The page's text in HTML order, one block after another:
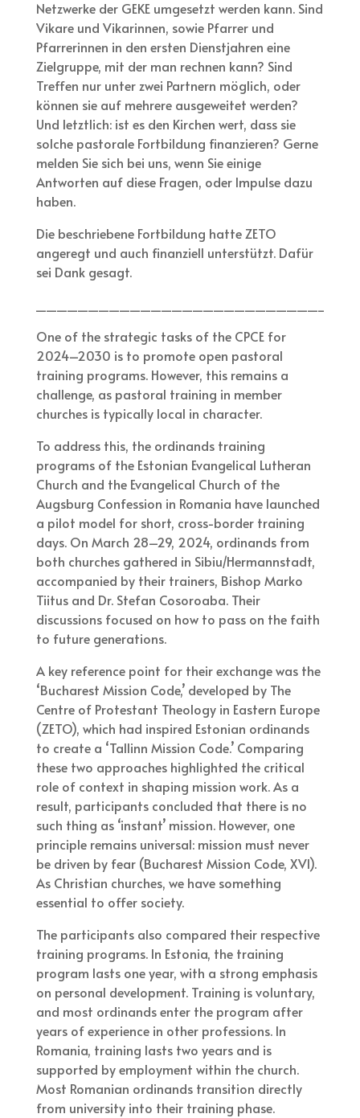
Netzwerke der GEKE umgesetzt werden kann. Sind
Vikare und Vikarinnen, sowie Pfarrer und
Pfarrerinnen in den ersten Dienstjahren eine
Zielgruppe, mit der man rechnen kann? Sind
Treffen nur unter zwei Partnern möglich, oder
können sie auf mehrere ausgeweitet werden?
Und letztlich: ist es den Kirchen wert, dass sie
solche pastorale Fortbildung finanzieren? Gerne
melden Sie sich bei uns, wenn Sie einige
Antworten auf diese Fragen, oder Impulse dazu
haben.
Die beschriebene Fortbildung hatte ZETO
angeregt und auch finanziell unterstützt. Dafür
sei Dank gesagt.
One of the strategic tasks of the CPCE for
2024–2030 is to promote open pastoral
training programs. However, this remains a
challenge, as pastoral training in member
churches is typically local in character.
To address this, the ordinands training
programs of the Estonian Evangelical Lutheran
Church and the Evangelical Church of the
Augsburg Confession in Romania have launched
a pilot model for short, cross-border training
days. On March 28–29, 2024, ordinands from
both churches gathered in Sibiu/Hermannstadt,
accompanied by their trainers, Bishop Marko
Tiitus and Dr. Stefan Cosoroaba. Their
discussions focused on how to pass on the faith
to future generations.
A key reference point for their exchange was the
‘Bucharest Mission Code,’ developed by The
Centre of Protestant Theology in Eastern Europe
(ZETO), which had inspired Estonian ordinands
to create a ‘Tallinn Mission Code.’ Comparing
these two approaches highlighted the critical
role of context in shaping mission work. As a
result, participants concluded that there is no
such thing as ‘instant’ mission. However, one
principle remains universal: mission must never
be driven by fear (Bucharest Mission Code, XVI).
As Christian churches, we have something
essential to offer society.
The participants also compared their respective
training programs. In Estonia, the training
program lasts one year, with a strong emphasis
on personal development. Training is voluntary,
and most ordinands enter the program after
years of experience in other professions. In
Romania, training lasts two years and is
supported by employment within the church.
Most Romanian ordinands transition directly
from university into their training phase.